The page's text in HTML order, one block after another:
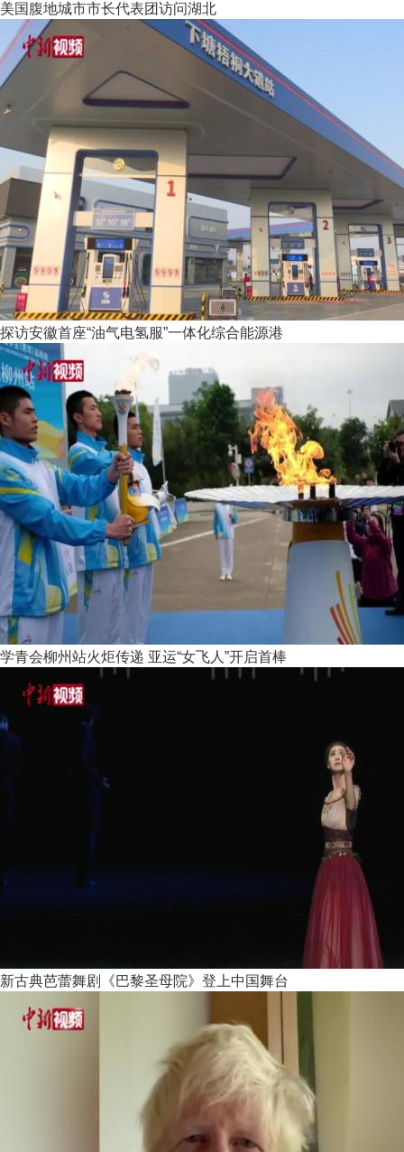
美国腹地城市市长代表团访问湖北
探访安徽首座“油气电氢服”一体化综合能源港
学青会柳州站火炬传递 亚运“女飞人”开启首棒
新古典芭蕾舞剧《巴黎圣母院》登上中国舞台